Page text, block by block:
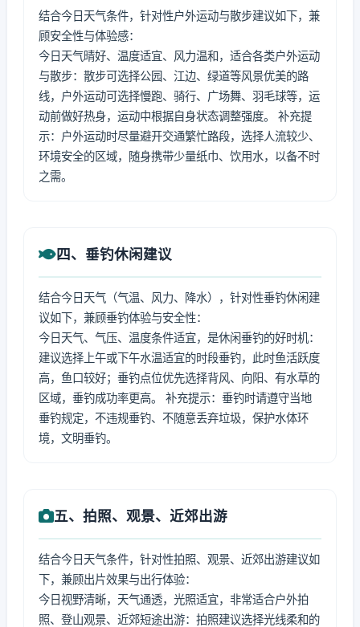
结合今日天气条件，针对性户外运动与散步建议如下，兼
顾安全性与体验感：
今日天气晴好、温度适宜、风力温和，适合各类户外运动
与散步：散步可选择公园、江边、绿道等风景优美的路
线，户外运动可选择慢跑、骑行、广场舞、羽毛球等，运
动前做好热身，运动中根据自身状态调整强度。 补充提
示：户外运动时尽量避开交通繁忙路段，选择人流较少、
环境安全的区域，随身携带少量纸巾、饮用水，以备不时
之需。
四、垂钓休闲建议
结合今日天气（气温、风力、降水），针对性垂钓休闲建
议如下，兼顾垂钓体验与安全性：
今日天气、气压、温度条件适宜，是休闲垂钓的好时机：
建议选择上午或下午水温适宜的时段垂钓，此时鱼活跃度
高，鱼口较好；垂钓点位优先选择背风、向阳、有水草的
区域，垂钓成功率更高。 补充提示：垂钓时请遵守当地
垂钓规定，不违规垂钓、不随意丢弃垃圾，保护水体环
境，文明垂钓。
五、拍照、观景、近郊出游
结合今日天气条件，针对性拍照、观景、近郊出游建议如
下，兼顾出片效果与出行体验：
今日视野清晰，天气通透，光照适宜，非常适合户外拍
照、登山观景、近郊短途出游：拍照建议选择光线柔和的